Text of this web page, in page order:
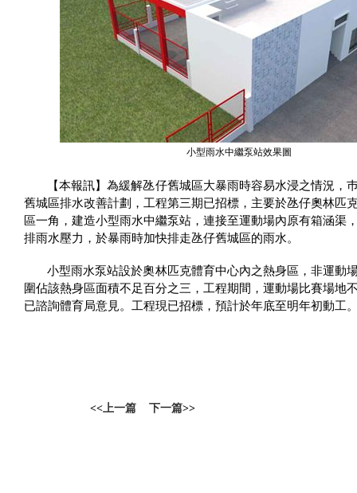
小型雨水中繼泵站效果圖
【本報訊】為緩解氹仔舊城區大暴雨時容易水浸之情況，
舊城區排水改善計劃，工程第三期已招標，主要於氹仔奧林匹
區一角，建造小型雨水中繼泵站，連接至運動場內原有箱涵渠
排雨水壓力，於暴雨時加快排走氹仔舊城區的雨水。
小型雨水泵站設於奧林匹克體育中心內之熱身區，非運動
圍佔該熱身區面積不足百分之三，工程期間，運動場比賽場地
已諮詢體育局意見。工程現已招標，預計於年底至明年初動工
<<上一篇 下一篇>>